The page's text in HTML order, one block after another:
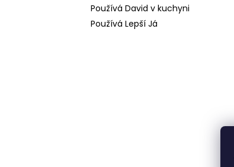
Používá David v kuchyni
Používá Lepší Já